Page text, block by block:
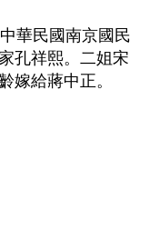
華民國南京國民
孔祥熙。二姐宋
嫁給蔣中正。